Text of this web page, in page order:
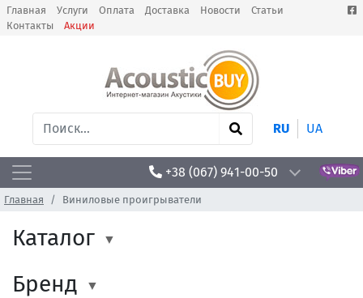
Главная Услуги Оплата Доставка Новости
Статьи
Контакты
Акции
RU UA
+38 (067) 941-00-50
Главная Виниловые проигрыватели
Каталог
Бренд